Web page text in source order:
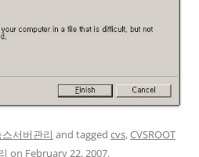
서버관리 and tagged cvs,CVSROOT
on February 22, 2007.